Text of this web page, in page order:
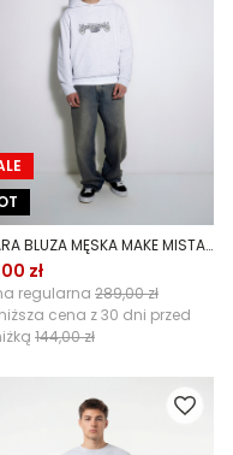
SZARA BLUZA MĘSKA MAKE MISTAKES
zł
regularna 289,00 zł
cena z 30 dni przed
144,00 zł